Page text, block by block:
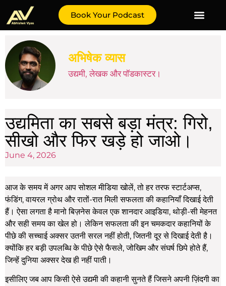
Book Your Podcast
अभिषेक व्यास
उद्यमी, लेखक और पॉडकास्टर।
उद्यमिता का सबसे बड़ा मंत्र: गिरो,
सीखो और फिर खड़े हो जाओ।
June 4, 2026
आज के समय में अगर आप सोशल मीडिया खोलें, तो हर तरफ स्टार्टअप्स,
फंडिंग, वायरल ग्रोथ और रातों-रात मिली सफलता की कहानियाँ दिखाई देती
हैं। ऐसा लगता है मानो बिज़नेस केवल एक शानदार आइडिया, थोड़ी-सी मेहनत
और सही समय का खेल हो। लेकिन सफलता की इन चमकदार कहानियों के
पीछे की सच्चाई अक्सर उतनी सरल नहीं होती, जितनी दूर से दिखाई देती है।
क्योंकि हर बड़ी उपलब्धि के पीछे ऐसे फैसले, जोखिम और संघर्ष छिपे होते हैं,
जिन्हें दुनिया अक्सर देख ही नहीं पाती।
इसीलिए जब आप किसी ऐसे उद्यमी की कहानी सुनते हैं जिसने अपनी ज़िंदगी का